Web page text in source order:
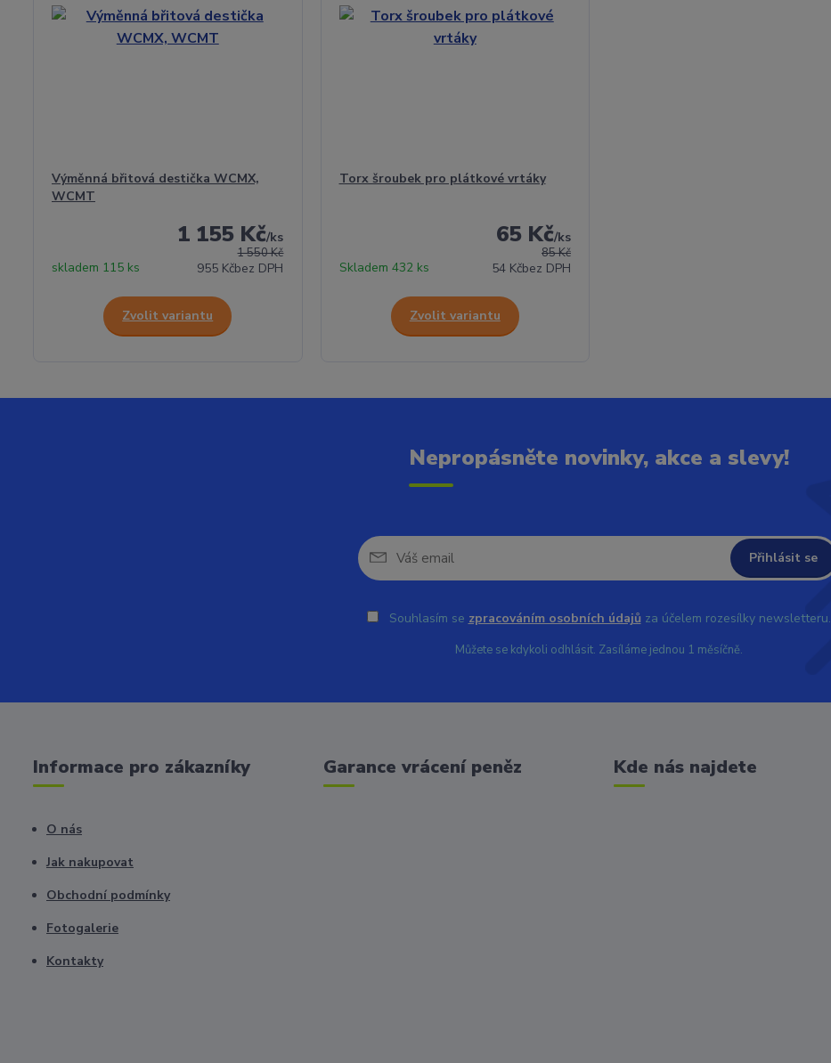
Výměnná břitová destička WCMX,
WCMT
1 550 Kč
1 155 Kč/ks
955 Kčbez DPH
skladem 115 ks
Zvolit variantu
Torx šroubek pro plátkové vrtáky
85 Kč
65 Kč/ks
54 Kčbez DPH
Skladem 432 ks
Zvolit variantu
Nepropásněte novinky, akce a slevy!
Přihlásit se
Souhlasím se zpracováním osobních údajů za účelem rozesílky newsletteru.
Můžete se kdykoli odhlásit. Zasíláme jednou 1 měsíčně.
Informace pro zákazníky
O nás
Jak nakupovat
Obchodní podmínky
Fotogalerie
Kontakty
Garance vrácení peněz Kde nás najdete